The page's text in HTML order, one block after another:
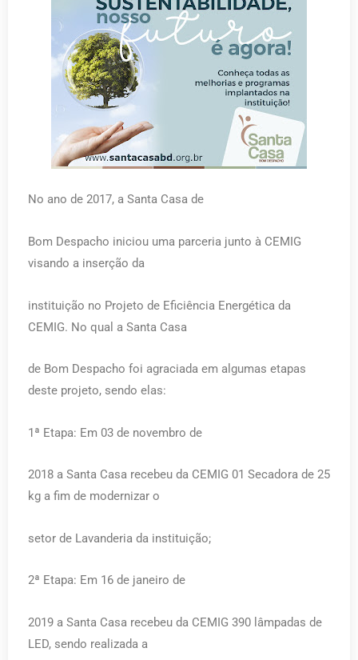
No ano de 2017, a Santa Casa de
Bom Despacho iniciou uma parceria junto à CEMIG
visando a inserção da
instituição no Projeto de Eficiência Energética da
CEMIG. No qual a Santa Casa
de Bom Despacho foi agraciada em algumas etapas
deste projeto, sendo elas:
1ª Etapa: Em 03 de novembro de
2018 a Santa Casa recebeu da CEMIG 01 Secadora de 25
kg a fim de modernizar o
setor de Lavanderia da instituição;
2ª Etapa: Em 16 de janeiro de
2019 a Santa Casa recebeu da CEMIG 390 lâmpadas de
LED, sendo realizada a